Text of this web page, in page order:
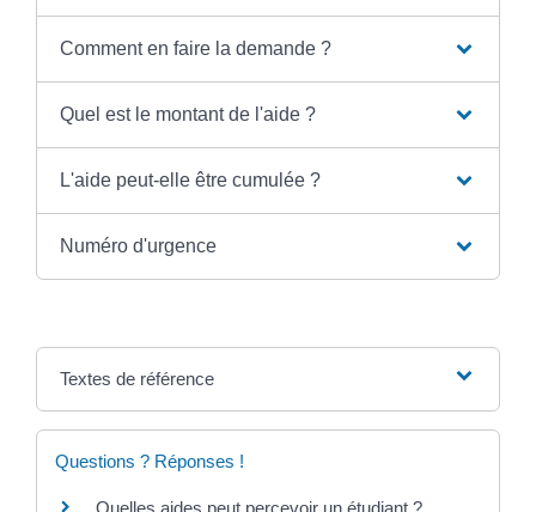
Comment en faire la demande ?
Quel est le montant de l'aide ?
L'aide peut-elle être cumulée ?
Numéro d'urgence
Textes de référence
Questions ? Réponses !
Quelles aides peut percevoir un étudiant ?